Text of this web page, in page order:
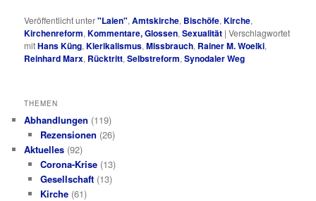
Veröffentlicht unter"Laien",Amtskirche, Bischöfe,Kirche,
Kirchenreform,Kommentare, Glossen,Sexualität |Verschlagwortet
mitHans Küng,Klerikalismus,Missbrauch, Rainer M. Woelki,
Reinhard Marx, Rücktritt,Selbstreform,Synodaler Weg
THEMEN
Abhandlungen (119)
Rezensionen (26)
Aktuelles (92)
Corona-Krise(13)
Gesellschaft(13)
Kirche(61)